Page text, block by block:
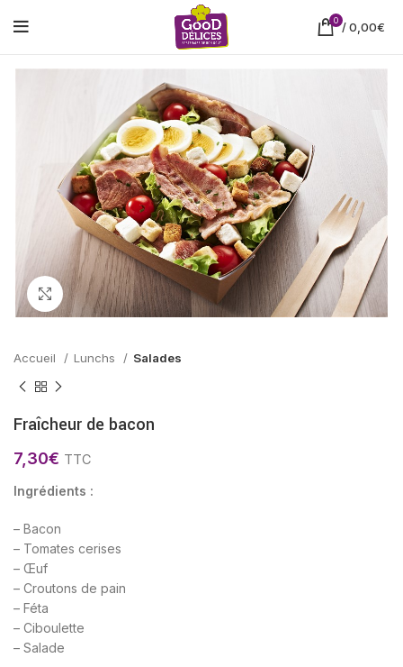
0 /0,00€
Cliquez pour agrandir
Accueil Lunchs Salades
Fraîcheur de bacon
7,30€ TTC
Ingrédients :
– Bacon
– Tomates cerises
– Œuf
– Croutons de pain
– Féta
– Ciboulette
– Salade